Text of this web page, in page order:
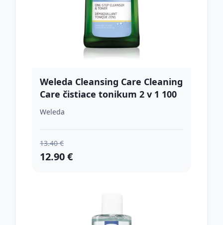
Weleda Cleansing Care Cleaning
Care čistiace tonikum 2 v 1 100
ml
Weleda
13.40 €
12.90 €